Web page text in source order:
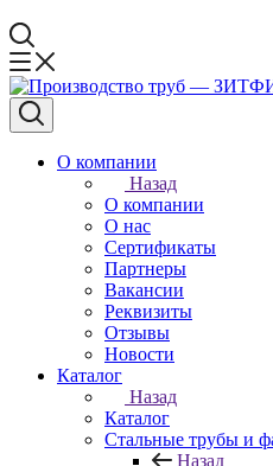
О компании
Назад
О компании
О нас
Сертификаты
Партнеры
Вакансии
Реквизиты
Отзывы
Новости
Каталог
Назад
Каталог
Стальные трубы и
Назад